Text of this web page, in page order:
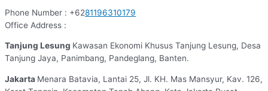
Phone Number : +6281196310179
Office Address :
Tanjung Lesung Kawasan Ekonomi Khusus Tanjung Lesung, Desa
Tanjung Jaya, Panimbang, Pandeglang, Banten.
Jakarta Menara Batavia, Lantai 25, Jl. KH. Mas Mansyur, Kav. 126,